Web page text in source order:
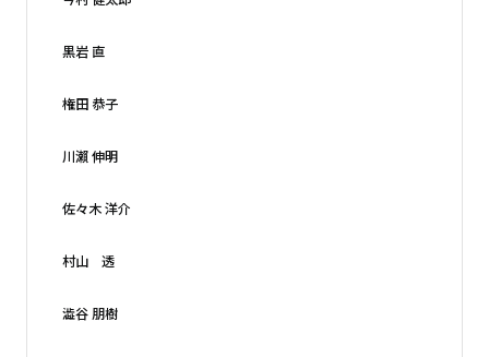
黒岩 直
権田 恭子
川瀨 伸明
佐々木 洋介
村山 透
澁谷 朋樹